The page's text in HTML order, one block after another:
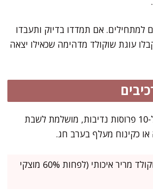
למתחילים. אם תמדדו בדיוק ותעבדו
עוגת שוקולד מדהימה שכאילו יצאה
העוגה מספיקה ל-10 פרוסות נדיבות, מושלמת לשבת
כקינוח מעלף בערב חג.
200 גרם שוקולד מריר איכותי (לפחות 60% מוצקי